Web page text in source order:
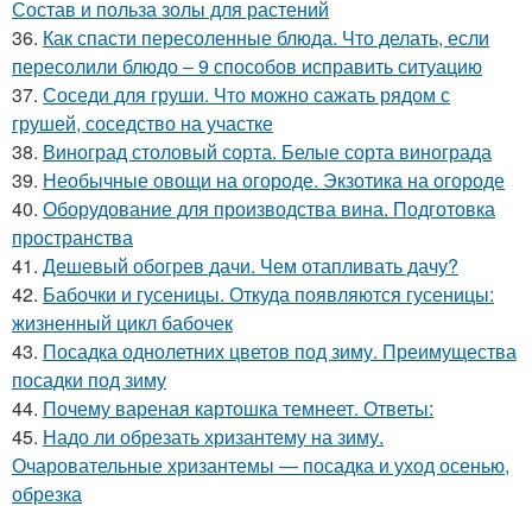
Состав и польза золы для растений
36. Как спасти пересоленные блюда. Что делать, если
пересолили блюдо – 9 способов исправить ситуацию
37. Соседи для груши. Что можно сажать рядом с
грушей, соседство на участке
38. Виноград столовый сорта. Белые сорта винограда
39. Необычные овощи на огороде. Экзотика на огороде
40. Оборудование для производства вина. Подготовка
пространства
41. Дешевый обогрев дачи. Чем отапливать дачу?
42. Бабочки и гусеницы. Откуда появляются гусеницы:
жизненный цикл бабочек
43. Посадка однолетних цветов под зиму. Преимущества
посадки под зиму
44. Почему вареная картошка темнеет. Ответы:
45. Надо ли обрезать хризантему на зиму.
Очаровательные хризантемы — посадка и уход осенью,
обрезка